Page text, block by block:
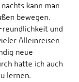
kann man
bewegen.
und
Alleinreisen
neue
hatte ich auch
lernen.